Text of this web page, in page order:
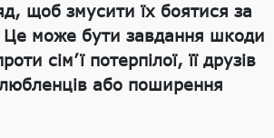
щоб змусити їх боятися за
Це може бути завдання шкоди
сім’ї потерпілої, її друзів
або поширення